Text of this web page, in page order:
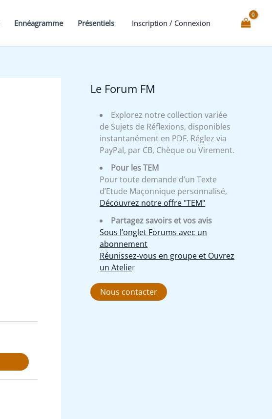
Ennéagramme Présentiels Inscription / Connexion
Le Forum FM
Explorez notre collection variée
de Sujets de Réflexions, disponibles
instantanément en PDF. Réglez via
PayPal, par CB, Chèque ou Virement.
Pour les TEM
Pour toute demande d’un Texte
d’Etude Maçonnique personnalisé,
Découvrez notre offre "TEM"
Partagez savoirs et vos avis
Sous l’onglet Forums avec un
abonnement
Réunissez-vous en groupe et Ouvrez
un Atelier
Nous contacter